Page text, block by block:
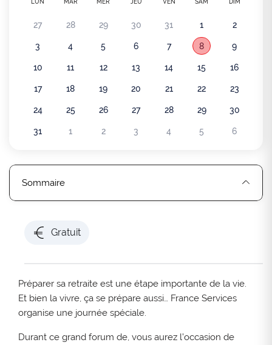
LUN MAR MER JEU VEN SAM DIM
27 28 29 30 31 1 2
3 4 5 6 7 8 9
10 11 12 13 14 15 16
17 18 19 20 21 22 23
24 25 26 27 28 29 30
31 1 2 3 4 5 6
Sommaire
Gratuit
Préparer sa retraite est une étape importante de la vie.
Et bien la vivre, ça se prépare aussi… France Services
organise une journée spéciale.
Durant ce grand forum de, vous aurez l’occasion de